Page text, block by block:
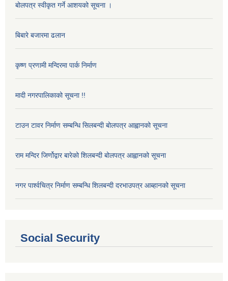
बोलपत्र स्वीकृत गर्ने आशयको सूचना ।
बिबारे बजारमा ढलान
कृष्ण प्रणामी मन्दिरमा पार्क निर्माण
मादी नगरपालिकाको सूचना !!
टाउन टावर निर्माण सम्बन्धि सिलबन्दी बोलपत्र आह्वानको सूचना
राम मन्दिर जिर्णोद्वार बारेको शिलबन्दी बोलपत्र आह्वानको सूचना
नगर पार्श्वचित्र निर्माण सम्बन्धि शिलबन्दी दरभाउपत्र आब्हानको सूचना
Social Security